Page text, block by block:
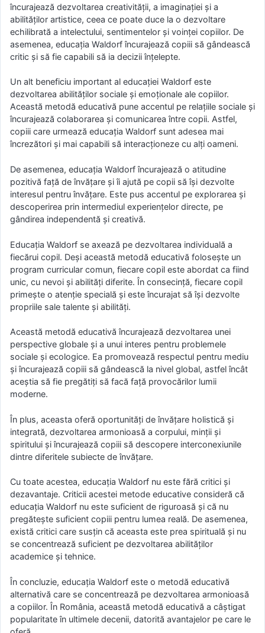
încurajează dezvoltarea creativității, a imaginației și a
abilităților artistice, ceea ce poate duce la o dezvoltare
echilibrată a intelectului, sentimentelor și voinței copiilor. De
asemenea, educația Waldorf încurajează copiii să gândească
critic și să fie capabili să ia decizii înțelepte.
Un alt beneficiu important al educației Waldorf este
dezvoltarea abilităților sociale și emoționale ale copiilor.
Această metodă educativă pune accentul pe relațiile sociale și
încurajează colaborarea și comunicarea între copii. Astfel,
copiii care urmează educația Waldorf sunt adesea mai
încrezători și mai capabili să interacționeze cu alți oameni.
De asemenea, educația Waldorf încurajează o atitudine
pozitivă față de învățare și îi ajută pe copii să își dezvolte
interesul pentru învățare. Este pus accentul pe explorarea și
descoperirea prin intermediul experiențelor directe, pe
gândirea independentă și creativă.
Educația Waldorf se axează pe dezvoltarea individuală a
fiecărui copil. Deși această metodă educativă folosește un
program curricular comun, fiecare copil este abordat ca fiind
unic, cu nevoi și abilități diferite. În consecință, fiecare copil
primește o atenție specială și este încurajat să își dezvolte
propriile sale talente și abilități.
Această metodă educativă încurajează dezvoltarea unei
perspective globale și a unui interes pentru problemele
sociale și ecologice. Ea promovează respectul pentru mediu
și încurajează copiii să gândească la nivel global, astfel încât
aceștia să fie pregătiți să facă față provocărilor lumii
moderne.
În plus, aceasta oferă oportunități de învățare holistică și
integrată, dezvoltarea armonioasă a corpului, minții și
spiritului și încurajează copiii să descopere interconexiunile
dintre diferitele subiecte de învățare.
Cu toate acestea, educația Waldorf nu este fără critici și
dezavantaje. Criticii acestei metode educative consideră că
educația Waldorf nu este suficient de riguroasă și că nu
pregătește suficient copiii pentru lumea reală. De asemenea,
există critici care susțin că aceasta este prea spirituală și nu
se concentrează suficient pe dezvoltarea abilităților
academice și tehnice.
În concluzie, educația Waldorf este o metodă educativă
alternativă care se concentrează pe dezvoltarea armonioasă
a copiilor. În România, această metodă educativă a câștigat
popularitate în ultimele decenii, datorită avantajelor pe care le